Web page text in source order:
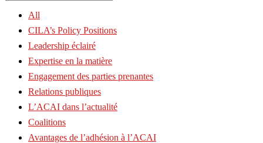
All
CILA’s Policy Positions
Leadership éclairé
Expertise en la matière
Engagement des parties prenantes
Relations publiques
L’ACAI dans l’actualité
Coalitions
Avantages de l’adhésion à l’ACAI